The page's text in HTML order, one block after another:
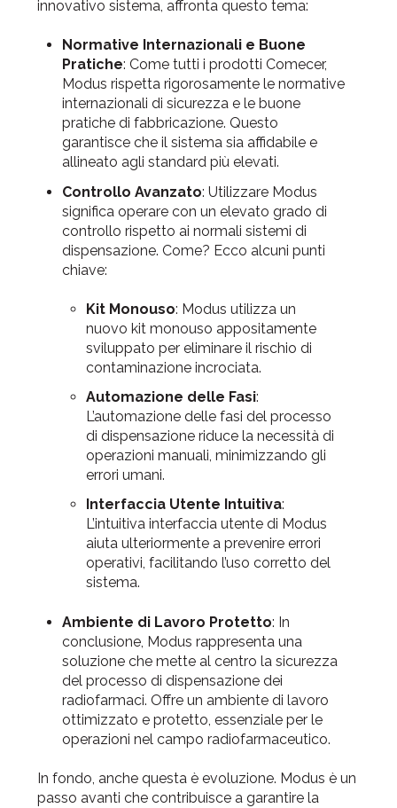
innovativo sistema, affronta questo tema:
Normative Internazionali e Buone
Pratiche: Come tutti i prodotti Comecer,
Modus rispetta rigorosamente le normative
internazionali di sicurezza e le buone
pratiche di fabbricazione. Questo
garantisce che il sistema sia affidabile e
allineato agli standard più elevati.
Controllo Avanzato: Utilizzare Modus
significa operare con un elevato grado di
controllo rispetto ai normali sistemi di
dispensazione. Come? Ecco alcuni punti
chiave:
Kit Monouso: Modus utilizza un
nuovo kit monouso appositamente
sviluppato per eliminare il rischio di
contaminazione incrociata.
Automazione delle Fasi:
L’automazione delle fasi del processo
di dispensazione riduce la necessità di
operazioni manuali, minimizzando gli
errori umani.
Interfaccia Utente Intuitiva:
L’intuitiva interfaccia utente di Modus
aiuta ulteriormente a prevenire errori
operativi, facilitando l’uso corretto del
sistema.
Ambiente di Lavoro Protetto: In
conclusione, Modus rappresenta una
soluzione che mette al centro la sicurezza
del processo di dispensazione dei
radiofarmaci. Offre un ambiente di lavoro
ottimizzato e protetto, essenziale per le
operazioni nel campo radiofarmaceutico.
In fondo, anche questa è evoluzione. Modus è un
passo avanti che contribuisce a garantire la